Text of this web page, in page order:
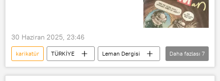
30 Haziran 2025, 23:46
karikatür TÜRKİYE
Leman Dergisi
Leman
Cumhuriyet Başsavcılığı
Daha fazlası 7